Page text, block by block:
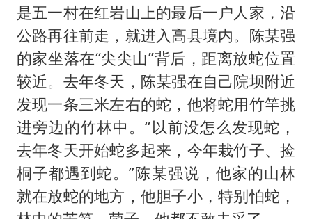
是五一村在红岩山上的最后一户人家，沿
公路再往前走，就进入高县境内。陈某强
的家坐落在“尖尖山”背后，距离放蛇位置
较近。去年冬天，陈某强在自己院坝附近
发现一条三米左右的蛇，他将蛇用竹竿挑
进旁边的竹林中。“以前没怎么发现蛇，
去年冬天开始蛇多起来，今年栽竹子、捡
桐子都遇到蛇。”陈某强说，他家的山林
就在放蛇的地方，他胆子小，特别怕蛇，